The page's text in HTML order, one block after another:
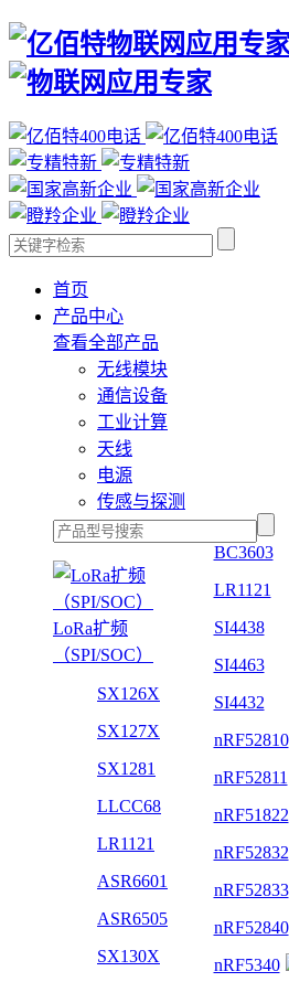
首页
产品中心
查看全部产品
无线模块
通信设备
工业计算
天线
电源
传感与探测
LoRa扩频
（SPI/SOC）
SX126X
SX127X
SX1281
LLCC68
LR1121
ASR6601
ASR6505
SX130X
BC3603
LR1121
SI4438
SI4463
SI4432
nRF52810
nRF52811
nRF51822
nRF52832
nRF52833
nRF52840
nRF5340